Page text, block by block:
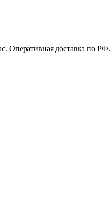
Оперативная доставка по РФ.